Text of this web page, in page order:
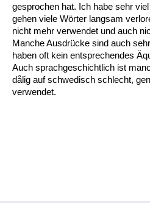
gesprochen hat. Ich habe sehr
gehen viele Wörter langsam
nicht mehr verwendet und auch
Manche Ausdrücke sind auch
haben oft kein entsprechendes
Auch sprachgeschichtlich ist
dålig auf schwedisch schlecht,
verwendet.